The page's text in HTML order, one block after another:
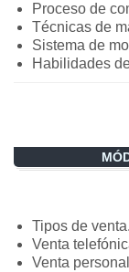
Proceso de
Técnicas de
Sistema de
Habilidades
Tipos de venta.
Venta
Venta